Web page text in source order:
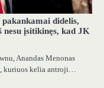
didelis,
nesu įsitikinęs, kad JK
Anandas Menonas
kuriuos kelia antroji…